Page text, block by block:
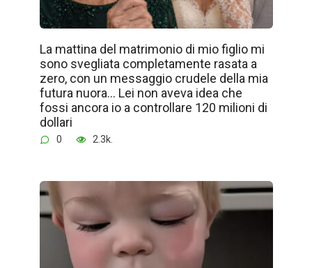
La mattina del matrimonio di mio figlio mi
sono svegliata completamente rasata a
zero, con un messaggio crudele della mia
futura nuora… Lei non aveva idea che
fossi ancora io a controllare 120 milioni di
dollari
0 2.3k.